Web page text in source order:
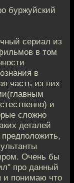
буржуйский
сериал из
в том
в
часть из них
и
сложно
деталей
Очень бы
про данный
и понимаю что